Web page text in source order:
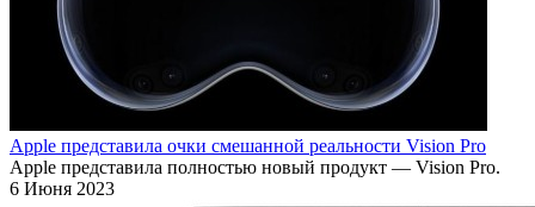
Apple представила очки смешанной реальности Vision Pro
Apple представила полностью новый продукт — Vision Pro.
6 Июня 2023